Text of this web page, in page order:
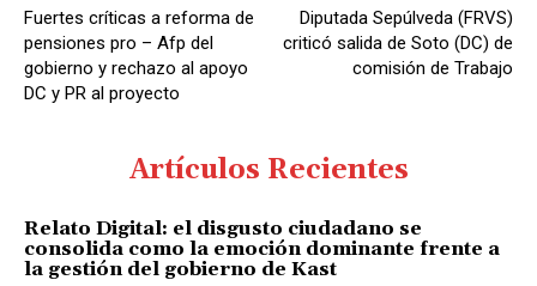
Fuertes críticas a reforma de
pensiones pro – Afp del
gobierno y rechazo al apoyo
DC y PR al proyecto
Diputada Sepúlveda (FRVS)
criticó salida de Soto (DC) de
comisión de Trabajo
Artículos Recientes
Relato Digital: el disgusto ciudadano se
consolida como la emoción dominante frente a
la gestión del gobierno de Kast